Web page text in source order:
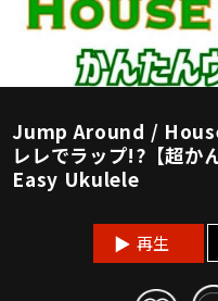
Jump Around /
レレでラップ!?【超か
Easy Ukulele
再生